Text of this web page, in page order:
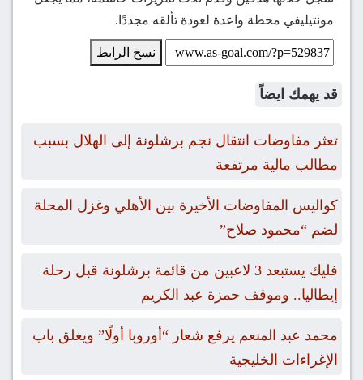
مونتيليفي محطة واعدة لعودة تألقه مجددًا.
نسخ الرابط
قد يهمك ايضاً
تعثر مفاوضات انتقال نجم برشلونة إلى الهلال بسبب
مطالب مالية مرتفعة
كواليس المفاوضات الأخيرة بين الأهلي وغزل المحلة
لضم “محمود صلاح”
فليك يستبعد 3 لاعبين من قائمة برشلونة قبل رحلة
إيطاليا.. وموقف حمزة عبد الكريم
محمد عبد المنعم يرفع شعار “أوروبا أولًا” ويغلق باب
الإغراءات الخليجية